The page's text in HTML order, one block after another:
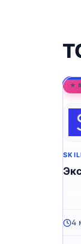
★
4